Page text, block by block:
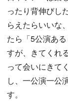
ったり背伸びし
らえたらいいな
たら「5公演あ
すが、きてくれ
って会いにきて
し、一公演一公
す。